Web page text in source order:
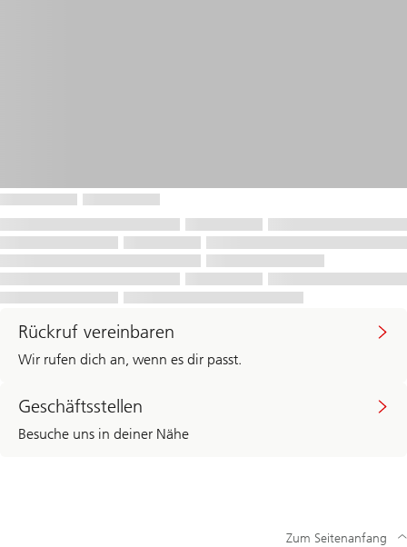
Rückruf vereinbaren
Wir rufen dich an, wenn es dir passt.
Geschäftsstellen
Besuche uns in deiner Nähe
Zum Seitenanfang